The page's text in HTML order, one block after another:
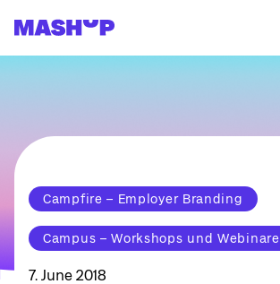
Campfire – Employer Branding
Campus – Workshops und Webinare
7. June 2018